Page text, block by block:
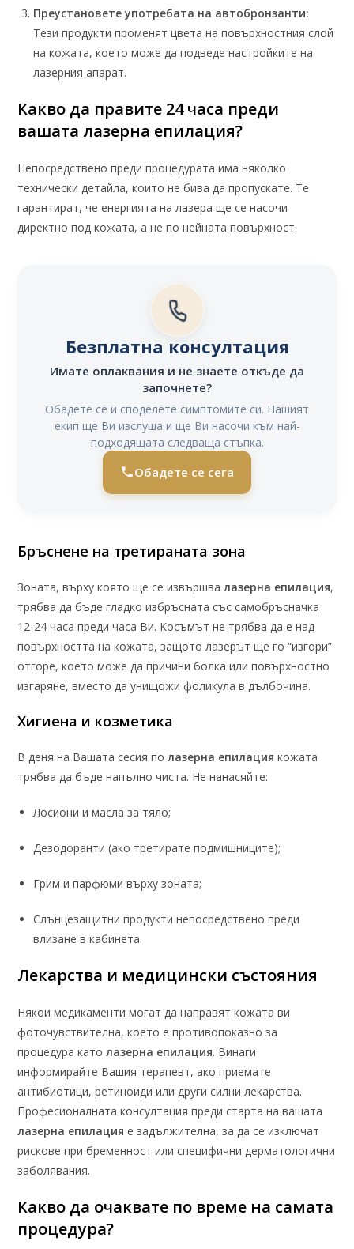
Преустановете употребата на автобронзанти:
Тези продукти променят цвета на повърхностния слой
на кожата, което може да подведе настройките на
лазерния апарат.
Какво да правите 24 часа преди
вашата лазерна епилация?
Непосредствено преди процедурата има няколко
технически детайла, които не бива да пропускате. Те
гарантират, че енергията на лазера ще се насочи
директно под кожата, а не по нейната повърхност.
Безплатна консултация
Имате оплаквания и не знаете откъде да
започнете?
Обадете се и споделете симптомите си. Нашият
екип ще Ви изслуша и ще Ви насочи към най-
подходящата следваща стъпка.
Обадете се сега
Бръснене на третираната зона
Зоната, върху която ще се извършвалазерна епилация,
трябва да бъде гладко избръсната със самобръсначка
12-24 часа преди часа Ви. Косъмът не трябва да е над
повърхността на кожата, защото лазерът ще го “изгори”
отгоре, което може да причини болка или повърхностно
изгаряне, вместо да унищожи фоликула в дълбочина.
Хигиена и козметика
В деня на Вашата сесия полазерна епилация кожата
трябва да бъде напълно чиста. Не нанасяйте:
Лосиони и масла за тяло;
Дезодоранти (ако третирате подмишниците);
Грим и парфюми върху зоната;
Слънцезащитни продукти непосредствено преди
влизане в кабинета.
Лекарства и медицински състояния
Някои медикаменти могат да направят кожата ви
фоточувствителна, което е противопоказно за
процедура католазерна епилация. Винаги
информирайте Вашия терапевт, ако приемате
антибиотици, ретиноиди или други силни лекарства.
Професионалната консултация преди старта на вашата
лазерна епилация е задължителна, за да се изключат
рискове при бременност или специфични дерматологични
заболявания.
Какво да очаквате по време на самата
процедура?